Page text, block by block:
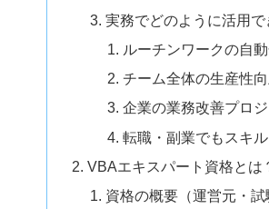
実務でどのように活用で
ルーチンワークの自
チーム全体の生産性
企業の業務改善プロ
転職・副業でもスキ
VBAエキスパート資格とは
資格の概要（運営元・試